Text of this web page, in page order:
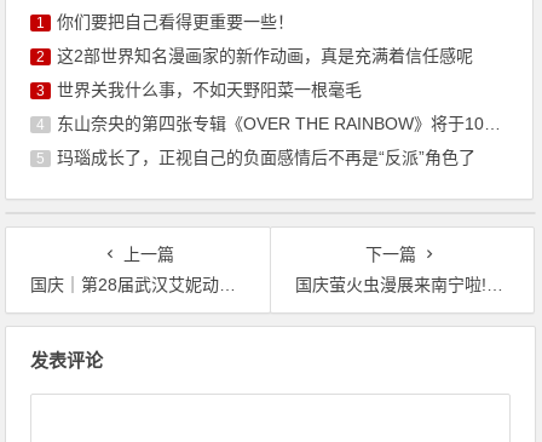
1 你们要把自己看得更重要一些！
2 这2部世界知名漫画家的新作动画，真是充满着信任感呢
3 世界关我什么事，不如天野阳菜一根毫毛
4 东山奈央的第四张专辑《OVER THE RAINBOW》将于10月7日发售
5 玛瑙成长了，正视自己的负面感情后不再是“反派”角色了
上一篇
国庆｜第28届武汉艾妮动漫游戏展一宣情报发布
下一篇
国庆萤火虫漫展来南宁啦!惊不惊喜，意不意外？
发表评论